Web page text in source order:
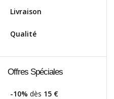
Livraison
Qualité
Offres Spéciales
-10% dès 15 €